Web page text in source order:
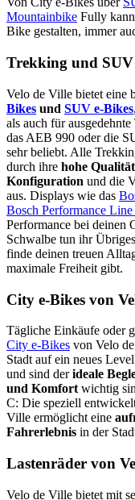
Mountainbike Fully
Bike gestalten, immer
Trekking und SUV
Velo de Ville bietet eine
Bikes und SUV e-Bikes
als auch für
das AEB 990 oder die
sehr beliebt. Alle
durch ihre hohe Qualität
Konfiguration und die
aus. Displays wie das
Bosch Performance
Performance bei deinen
Schwalbe tun ihr
finde deinen treuen
maximale Freiheit gibt.
City e-Bikes von
Tägliche Einkäufe oder
City e-Bikes von Velo
Stadt auf ein neues
und sind derideale
und Komfort wichtig
C: Die speziell
Ville ermöglicht eine
Fahrerlebnis in der
Lastenräder von
Velo de Ville bietet mit